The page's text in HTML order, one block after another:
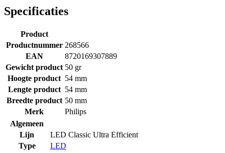
Specificaties
Product
Productnummer 268566
EAN
8720169307889
Gewicht product 50 gr
Hoogte product 54 mm
Lengte product 54 mm
Breedte product 50 mm
Merk
Philips
Algemeen
Lijn
LED Classic Ultra Efficient
Type
LED